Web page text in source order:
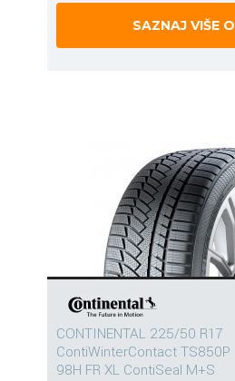
SAZNAJ VIŠE
CONTINENTAL 225/50 R17
ContiWinterContact TS850P
98H FR XL ContiSeal M+S